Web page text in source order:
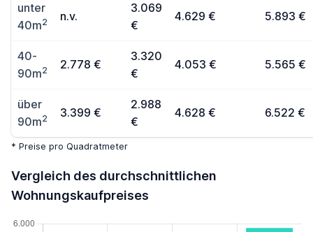
unter
40m2 n.v.
3.069
€
4.629 € 5.893 €
40-
90m2 2.778 €
3.320
€
4.053 € 5.565 €
über
90m2 3.399 €
2.988
€
4.628 € 6.522 €
* Preise pro Quadratmeter
Vergleich des durchschnittlichen
Wohnungskaufpreises